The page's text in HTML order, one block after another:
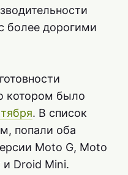
более дорогими
котором было
. В список
попали оба
Moto G, Moto
и Droid Mini.